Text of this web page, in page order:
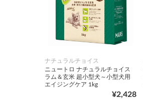
ナチュラルチョイス
ニュートロ ナチュラルチョイス
ラム＆玄米 超小型犬～小型犬用
エイジングケア 1kg
¥2,428